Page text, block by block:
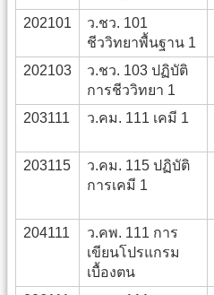
202101
ว.ชว. 101
ชีววิทยาพื้นฐาน 1
202103
ว.ชว. 103 ปฏิบัติ
การชีววิทยา 1
203111
ว.คม. 111 เคมี 1
203115
ว.คม. 115 ปฏิบัติ
การเคมี 1
204111
ว.คพ. 111 การ
เขียนโปรแกรม
เบื้องตน